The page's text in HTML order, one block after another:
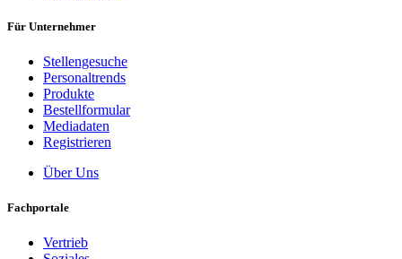
Für Unternehmer
Stellengesuche
Personaltrends
Produkte
Bestellformular
Mediadaten
Registrieren
Über Uns
Fachportale
Vertrieb